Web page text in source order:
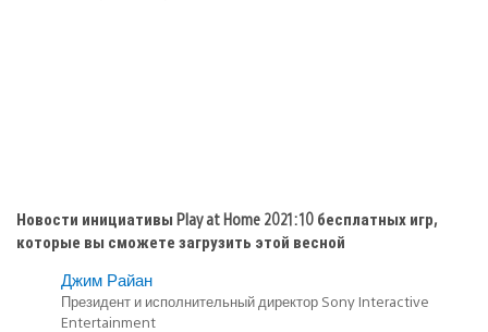
Новости инициативы Play at Home 2021: 10 бесплатных игр,
которые вы сможете загрузить этой весной
Джим Райан
Президент и исполнительный директор Sony Interactive
Entertainment